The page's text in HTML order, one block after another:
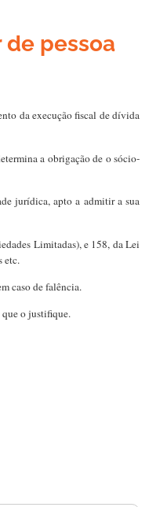
pessoa
da execução fiscal de dívida
a obrigação de o sócio-
jurídica, apto a admitir a sua
Limitadas), e 158, da Lei
etc.
caso de falência.
que o justifique.